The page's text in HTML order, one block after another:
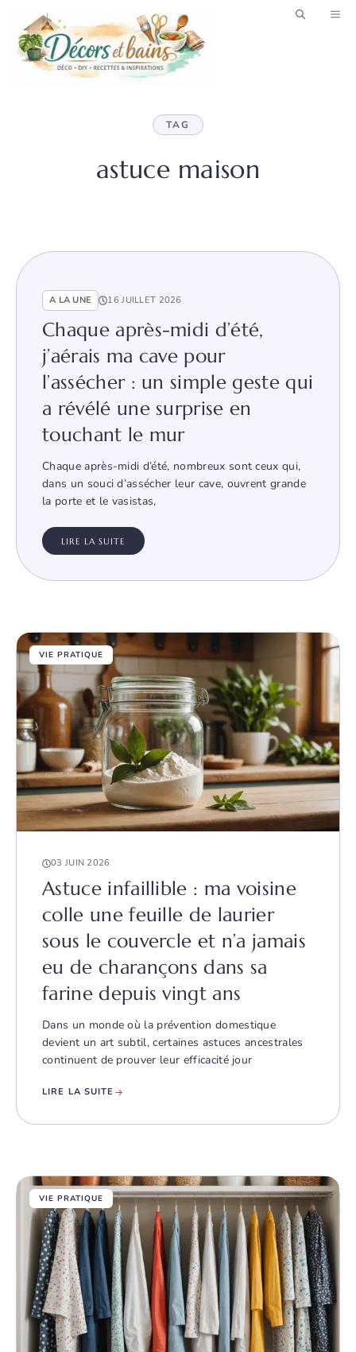
contenu
TAG
astuce maison
A LA UNE 16 JUILLET 2026
Chaque après-midi d’été,
j’aérais ma cave pour
l’assécher : un simple geste qui
a révélé une surprise en
touchant le mur
Chaque après-midi d’été, nombreux sont ceux qui,
dans un souci d’assécher leur cave, ouvrent grande
la porte et le vasistas,
LIRE LA SUITE
VIE PRATIQUE
03 JUIN 2026
Astuce infaillible : ma voisine
colle une feuille de laurier
sous le couvercle et n’a jamais
eu de charançons dans sa
farine depuis vingt ans
Dans un monde où la prévention domestique
devient un art subtil, certaines astuces ancestrales
continuent de prouver leur efficacité jour
LIRE LA SUITE
VIE PRATIQUE